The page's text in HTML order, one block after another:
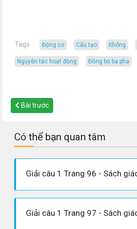
Tags động cơ cấu tạo không
nguyên tắc hoạt động đồng bộ ba pha
Bài trước
Có thể bạn quan tâm